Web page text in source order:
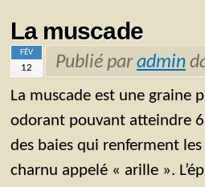
La muscade
FÉV
12 Publié paradmin
La muscade est une graine
odorant pouvant atteindre
des baies qui renferment
charnu appelé « arille ».